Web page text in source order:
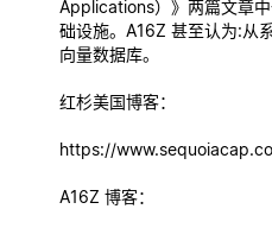
Applications）》两篇文章
础设施。A16Z 甚至认为:从
向量数据库。
红杉美国博客：
https://
A16Z 博客：